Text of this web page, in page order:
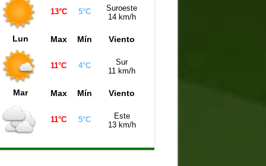
Córdoba (21:00 hs)
Mendoza (21:00 hs)
13°C 5°C
Suroeste
14 km/h
Lun Max Mín Viento
11°C 4°C
Sur
11 km/h
Mar Max Mín Viento
11°C 5°C
Este
13 km/h